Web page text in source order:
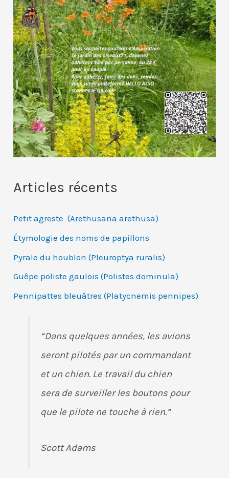
Articles récents
Petit agreste (Arethusana arethusa)
Étymologie des noms de papillons
Pyrale du houblon (Pleuroptya ruralis)
Guêpe poliste gaulois (Polistes dominula)
Pennipattes bleuâtres (Platycnemis pennipes)
“Dans quelques années, les avions
seront pilotés par un commandant
et un chien. Le travail du chien
sera de surveiller les boutons pour
que le pilote ne touche à rien.”
Scott Adams